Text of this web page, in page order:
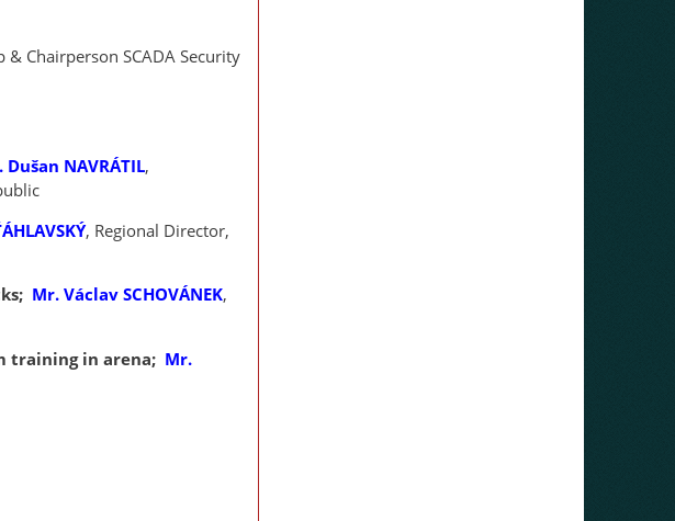
Chairperson SCADA Security
Dušan NAVRÁTIL,
, Regional Director,
Mr. Václav SCHOVÁNEK,
training in arena; Mr.